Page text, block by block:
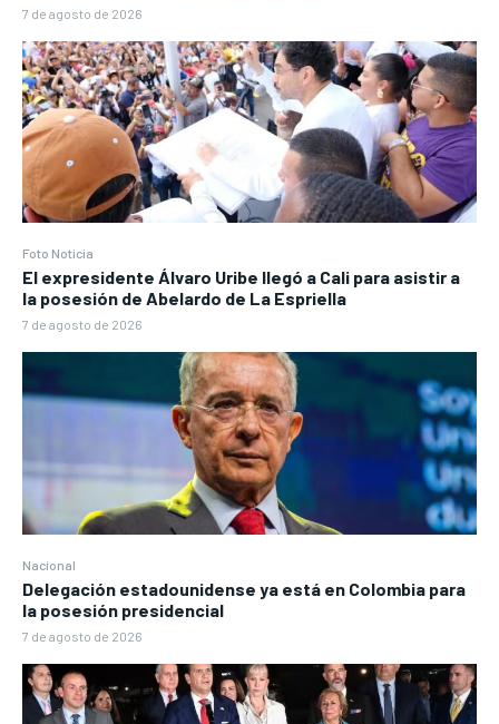
7 de agosto de 2026
Foto Noticia
El expresidente Álvaro Uribe llegó a Cali para asistir a
la posesión de Abelardo de La Espriella
7 de agosto de 2026
Nacional
Delegación estadounidense ya está en Colombia para
la posesión presidencial
7 de agosto de 2026